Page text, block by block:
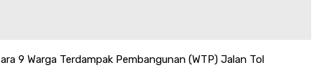
9 Warga Terdampak Pembangunan (WTP) Jalan Tol